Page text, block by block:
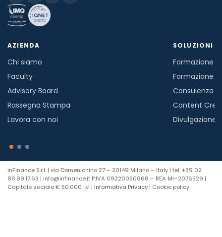
AZIENDA
Chi siamo
Faculty
Advisory Board
Rassegna Stampa
Lavora con noi
SOLUZIONI
Formazione
Formazione
Consulenza
Content
Divulgazione
inFinance S.r.l. | via Domenichino 27 – 20149 Milano – Italy | tel. +39 02
86.89.17.63 | info@infinance.it P.IVA 09220050968 – REA MI–2076529 |
Capitale sociale € 50.000 i.v. | Informativa Privacy | Cookie policy